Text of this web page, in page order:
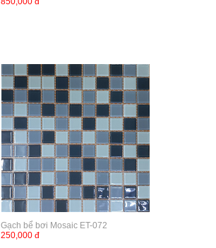
Gạch bể bơi Mosaic ET-072
250,000 đ